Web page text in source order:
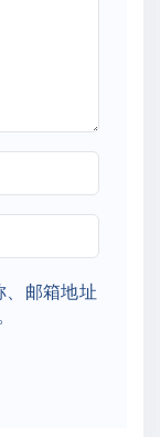
、邮箱地址